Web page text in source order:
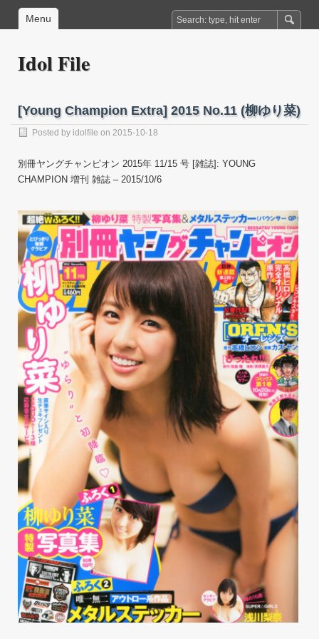
Menu
Idol File
[Young Champion Extra] 2015 No.11 (柳ゆり菜)
Posted by idolfile on 2015-10-18
別冊ヤングチャンピオン 2015年 11/15 号 [雑誌]: YOUNG
CHAMPION 増刊 雑誌 – 2015/10/6